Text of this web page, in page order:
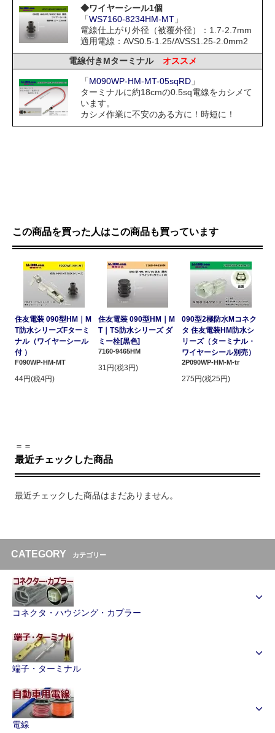
◆ワイヤーシール1個
「WS7160-8234HM-MT 」
電線仕上がり外径（被覆外径）：1.7-2.7mm
適用電線：AVS0.5-1.25/AVSS1.25-2.0mm2
電線付きMターミナル
オススメ
「M090WP-HM-MT-05sqRD 」
ターミナルに約18cmの0.5sq電線をカシメて
います。
カシメ作業に不安のある方に！時短に！
この商品を買った人はこの商品も買っています
住友電装 090型HM｜M
T防水シリーズFターミ
ナル（ワイヤーシール
付 ）
F090WP-HM-MT
44円(税4円)
住友電装 090型HM｜M
T｜TS防水シリーズ ダ
ミー栓[黒色]
7160-9465HM
31円(税3円)
090型2極防水Mコネク
タ 住友電装HM防水シ
リーズ（ターミナル・
ワイヤーシール別売）
2P090WP-HM-M-tr
275円(税25円)
＝＝
最近チェックした商品
最近チェックした商品はまだありません。
CATEGORY カテゴリー
コネクタ・ハウジング・カプラー
端子・ターミナル
電線